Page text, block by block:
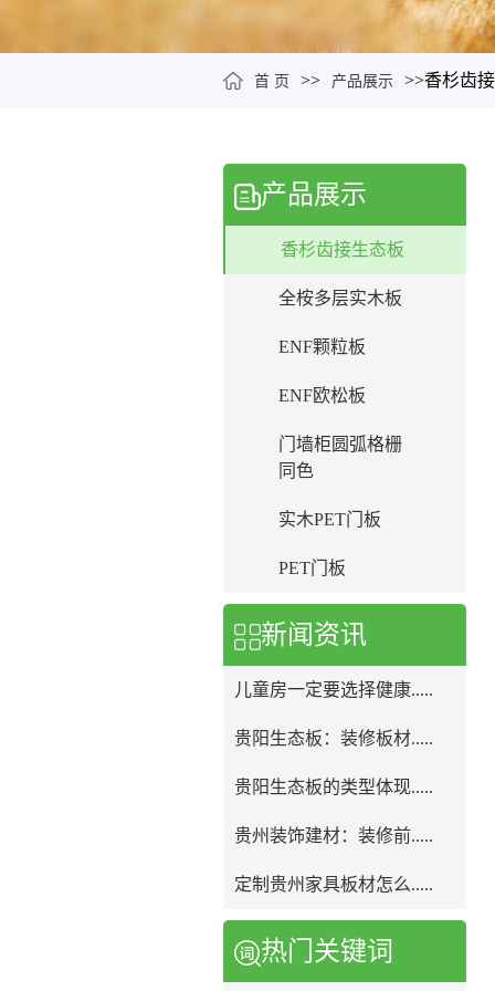
首 页 >> 产品展示 >>香杉齿
产品展示
香杉齿接生态板
全桉多层实木板
ENF颗粒板
ENF欧松板
门墙柜圆弧格栅
同色
实木PET门板
PET门板
新闻资讯
儿童房一定要选择健康.....
贵阳生态板：装修板材.....
贵阳生态板的类型体现.....
贵州装饰建材：装修前.....
定制贵州家具板材怎么.....
热门关键词